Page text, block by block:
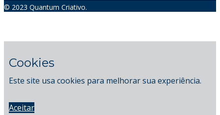
© 2023 Quantum Criativo.
Cookies
Este site usa cookies para melhorar sua experiência.
Aceitar